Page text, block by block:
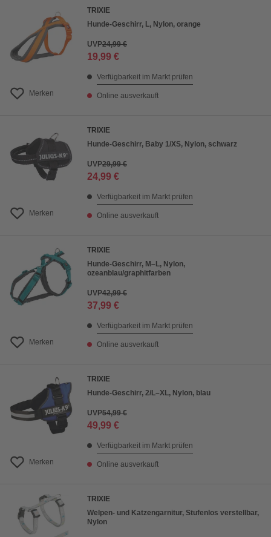
Merken
TRIXIE
Hunde-Geschirr, L, Nylon, orange
UVP24,99 €
19,99 €
Verfügbarkeit im Markt prüfen
Online ausverkauft
Merken
TRIXIE
Hunde-Geschirr, Baby 1/XS, Nylon, schwarz
UVP29,99 €
24,99 €
Verfügbarkeit im Markt prüfen
Online ausverkauft
Merken
TRIXIE
Hunde-Geschirr, M–L, Nylon,
ozeanblau/graphitfarben
UVP42,99 €
37,99 €
Verfügbarkeit im Markt prüfen
Online ausverkauft
Merken
TRIXIE
Hunde-Geschirr, 2/L–XL, Nylon, blau
UVP54,99 €
49,99 €
Verfügbarkeit im Markt prüfen
Online ausverkauft
TRIXIE
Welpen- und Katzengarnitur, Stufenlos verstellbar,
Nylon